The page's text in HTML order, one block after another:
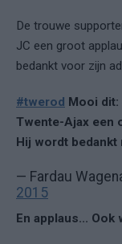
De trouwe
JC een groot
bedankt voor zijn
#twerod Mooi dit:
Twente-Ajax een
Hij wordt bedankt
— Fardau
2015
En applaus...